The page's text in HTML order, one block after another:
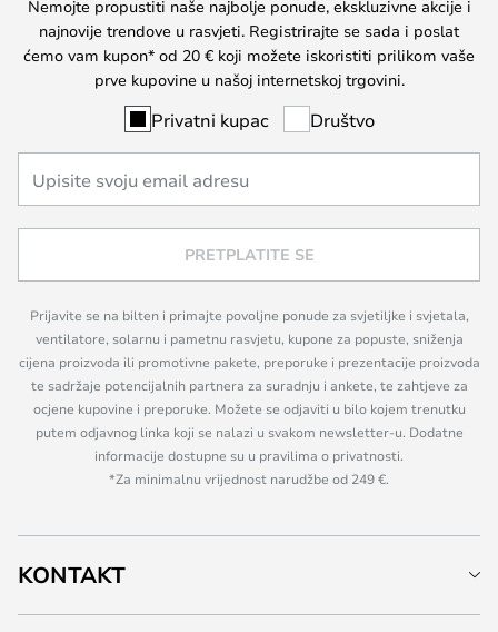
Nemojte propustiti naše najbolje ponude, ekskluzivne akcije i
najnovije trendove u rasvjeti. Registrirajte se sada i poslat
ćemo vam kupon* od 20 € koji možete iskoristiti prilikom vaše
prve kupovine u našoj internetskoj trgovini.
Privatni kupac Društvo
PRETPLATITE SE
Prijavite se na bilten i primajte povoljne ponude za svjetiljke i svjetala,
ventilatore, solarnu i pametnu rasvjetu, kupone za popuste, sniženja
cijena proizvoda ili promotivne pakete, preporuke i prezentacije proizvoda
te sadržaje potencijalnih partnera za suradnju i ankete, te zahtjeve za
ocjene kupovine i preporuke. Možete se odjaviti u bilo kojem trenutku
putem odjavnog linka koji se nalazi u svakom newsletter-u. Dodatne
informacije dostupne su u pravilima o privatnosti.
*Za minimalnu vrijednost narudžbe od 249 €.
KONTAKT